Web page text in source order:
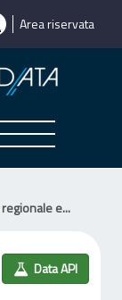
Area riservata
e...
Data API